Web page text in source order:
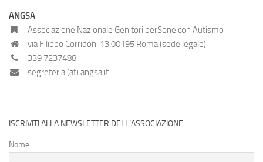
ANGSA
Associazione Nazionale Genitori perSone con Autismo
via Filippo Corridoni 13 00195 Roma (sede legale)
339 7237488
segreteria (at) angsa.it
ISCRIVITI ALLA NEWSLETTER DELL’ASSOCIAZIONE
Nome